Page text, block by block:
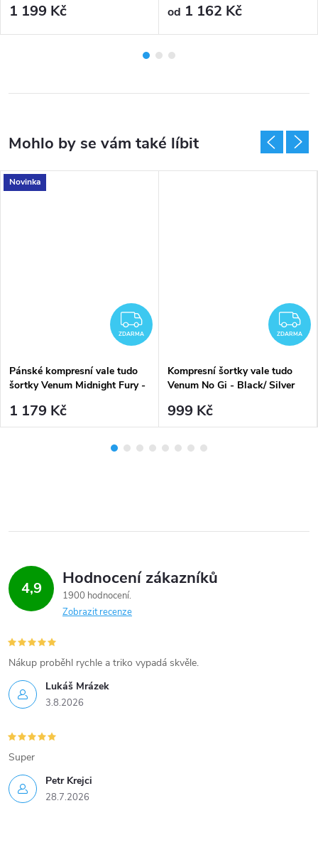
1 199 Kč od 1 162 Kč
Novinka
ZDARMA
ZDARMA
Pánské kompresní vale tudo
šortky Venum Midnight Fury -
1 179 Kč
ZDARMA
Kompresní šortky vale tudo
Venum No Gi - Black/ Silver
999 Kč
4,9 Hodnocení zákazníků
1900 hodnocení
Zobrazit recenze
Lukáš Mrázek
3.8.2026
Nákup proběhl rychle a triko vypadá skvěle.
Petr Krejci
28.7.2026
Super